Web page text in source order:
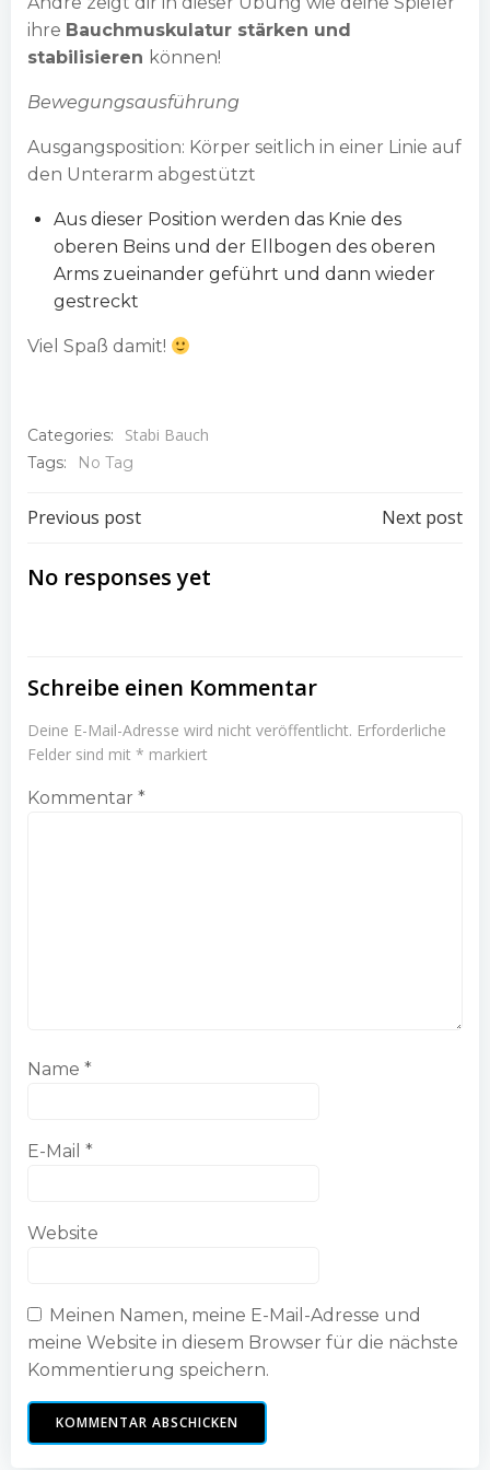
ihre Bauchmuskulatur stärken und
stabilisieren können!
Bewegungsausführung
Ausgangsposition: Körper seitlich in einer Linie auf
den Unterarm abgestützt
Aus dieser Position werden das Knie des
oberen Beins und der Ellbogen des oberen
Arms zueinander geführt und dann wieder
gestreckt
Viel Spaß damit!
Categories: Stabi Bauch
Tags: No Tag
Beitrags-
Navigation
Previous post
Beitrags-Next post
No responses yet
Schreibe einen Kommentar
Deine E-Mail-Adresse wird nicht veröffentlicht. Erforderliche
Felder sind mit * markiert
Kommentar *
Name *
E-Mail *
Website
Meinen Namen, meine E-Mail-Adresse und
meine Website in diesem Browser für die nächste
Kommentierung speichern.